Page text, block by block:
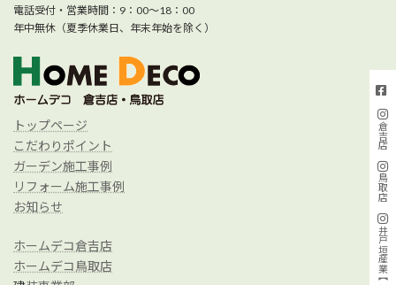
電話受付・営業時間：9：00～18：00
年中無休（夏季休業日、年末年始を除く）
トップページ
こだわりポイント
ガーデン施工事例
リフォーム施工事例
お知らせ
ホームデコ倉吉店
ホームデコ鳥取店
倉吉店
鳥取店